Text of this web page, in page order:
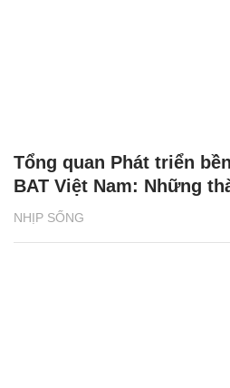
NHỊP SỐNG
Tổng quan Phát triển
BAT Việt Nam: Những